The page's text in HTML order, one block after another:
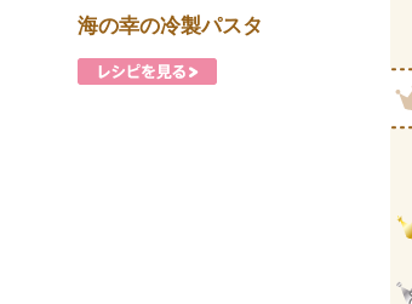
海の幸の冷製パスタ